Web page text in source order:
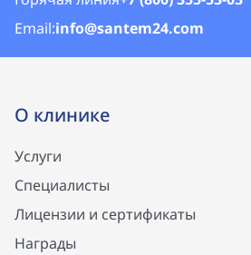
Email:info@santem24.com
О клинике
Услуги
Специалисты
Лицензии и сертификаты
Награды